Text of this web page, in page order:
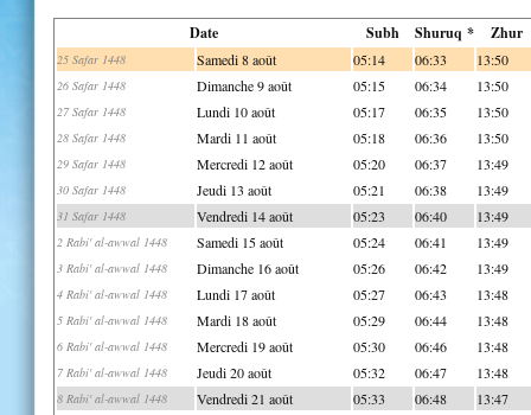
Date Subh Shuruq * Zhur
25 Safar 1448 Samedi 8 août 05:14 06:33 13:50
26 Safar 1448 Dimanche 9 août 05:15 06:34 13:50
27 Safar 1448 Lundi 10 août 05:17 06:35 13:50
28 Safar 1448 Mardi 11 août 05:18 06:36 13:50
29 Safar 1448 Mercredi 12 août 05:20 06:37 13:49
30 Safar 1448 Jeudi 13 août 05:21 06:38 13:49
31 Safar 1448 Vendredi 14 août 05:23 06:40 13:49
2 Rabi' al-awwal 1448 Samedi 15 août 05:24 06:41 13:49
3 Rabi' al-awwal 1448 Dimanche 16 août 05:26 06:42 13:49
4 Rabi' al-awwal 1448 Lundi 17 août 05:27 06:43 13:48
5 Rabi' al-awwal 1448 Mardi 18 août 05:29 06:44 13:48
6 Rabi' al-awwal 1448 Mercredi 19 août 05:30 06:46 13:48
7 Rabi' al-awwal 1448 Jeudi 20 août 05:32 06:47 13:48
8 Rabi' al-awwal 1448 Vendredi 21 août 05:33 06:48 13:47